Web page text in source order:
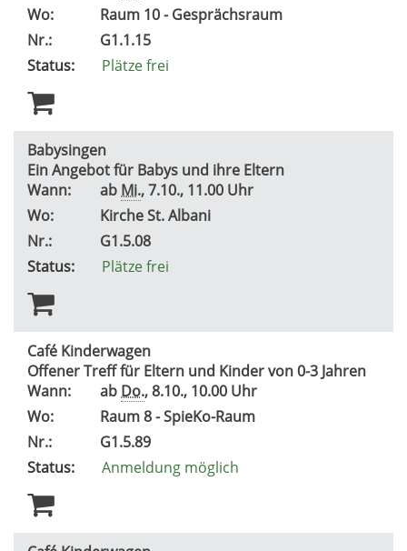
Wo:
Raum 10 - Gesprächsraum
Nr.:
G1.1.15
Status:
Plätze frei
Babysingen
Ein Angebot für Babys und ihre Eltern
Wann:
ab Mi., 7.10., 11.00 Uhr
Wo:
Kirche St. Albani
Nr.:
G1.5.08
Status:
Plätze frei
Café Kinderwagen
Offener Treff für Eltern und Kinder von 0-3 Jahren
Wann:
ab Do., 8.10., 10.00 Uhr
Wo:
Raum 8 - SpieKo-Raum
Nr.:
G1.5.89
Status:
Anmeldung möglich